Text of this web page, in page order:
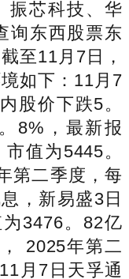
振芯科技、华
询东西股票东
至11月7日，
如下：11月7
股价下跌5。
8%，最新报
值为5445。
第二季度，每
，新易盛3日
3476。82亿
2025年第二
月7日天孚通